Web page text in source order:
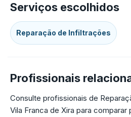
Serviços escolhidos
Reparação de Infiltrações
Profissionais
Consulte profissionais de
Vila Franca de Xira para